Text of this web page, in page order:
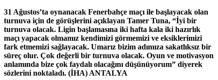
31 Ağustos’ta oynanacak Fenerbahçe maçı ile başlayacak olan
turnuva için de görüşlerini açıklayan Tamer Tuna, “İyi bir
turnuva olacak. Ligin başlamasına iki hafta kala iki hazırlık
maçı yapacak olmamız kendimizi görmemizi ve eksiklerimizi
fark etmemizi sağlayacak. Umarız bizim adımıza sakatlıksız bir
süreç olur. Çok değerli bir turnuva olacak. Oyun ve motivasyon
anlamında bize çok faydalı olacağını düşünüyorum” diyerek
sözlerini noktaladı. (İHA) ANTALYA